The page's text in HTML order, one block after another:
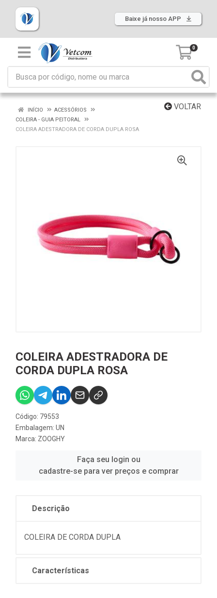
Baixe já nosso APP
0
VOLTAR
INÍCIO
ACESSÓRIOS
COLEIRA - GUIA PEITORAL
COLEIRA ADESTRADORA DE CORDA DUPLA ROSA
COLEIRA ADESTRADORA DE
CORDA DUPLA ROSA
Código: 79553
Embalagem: UN
Marca: ZOOGHY
Faça seu login ou
cadastre-se para ver preços e comprar
Descrição
COLEIRA DE CORDA DUPLA
Características